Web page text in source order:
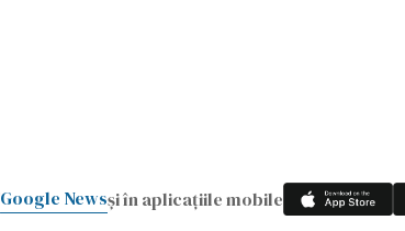
Google Newsși în aplicațiile mobile